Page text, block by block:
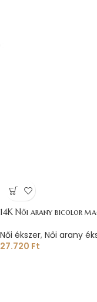
14K Női arany bicolor
Női ékszer, Női arany
27.720 Ft